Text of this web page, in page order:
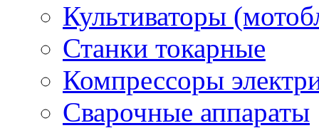
Культиваторы
Станки токарные
Компрессоры
Сварочные аппараты